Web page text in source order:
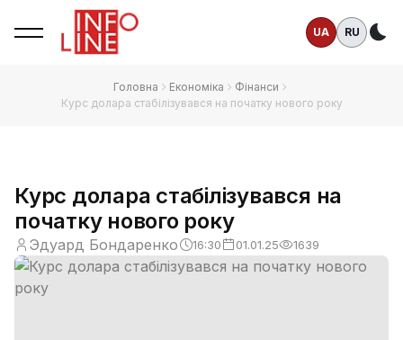
UA RU
Головна Економіка
Фінанси
Курс долара стабілізувався на початку нового року
Курс долара стабілізувався на
початку нового року
Эдуард Бондаренко 16:30 01.01.25 1639